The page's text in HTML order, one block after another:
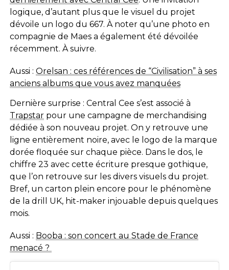
logique, d’autant plus que le visuel du projet
dévoile un logo du 667. À noter qu’une photo en
compagnie de Maes a également été dévoilée
récemment. À suivre.
Aussi : Orelsan : ces références de “Civilisation” à ses
anciens albums que vous avez manquées
Dernière surprise : Central Cee s’est associé à
Trapstarpour une campagne de merchandising
dédiée à son nouveau projet. On y retrouve une
ligne entièrement noire, avec le logo de la marque
dorée floquée sur chaque pièce. Dans le dos, le
chiffre 23 avec cette écriture presque gothique,
que l’on retrouve sur les divers visuels du projet.
Bref, un carton plein encore pour le phénomène
de la drill UK, hit-maker injouable depuis quelques
mois.
Aussi : Booba : son concert au Stade de France
menacé ?